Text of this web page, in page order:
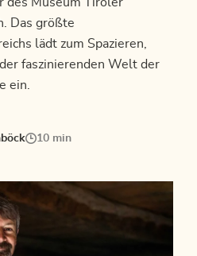
Das größte
lädt zum Spazieren,
faszinierenden Welt der
ein.
10 min